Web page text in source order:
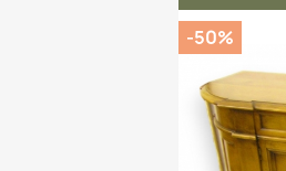
-50%